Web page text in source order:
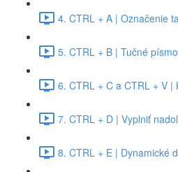
4. CTRL + A | Označenie
5. CTRL + B | Tučné
6. CTRL + C a CTRL + V
7. CTRL + D | Vyplniť
8. CTRL + E | Dynamické